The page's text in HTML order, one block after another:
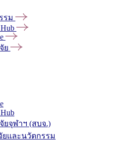
รม
ย
ยจุฬาฯ (สบจ.)
ยและนวัตกรรม